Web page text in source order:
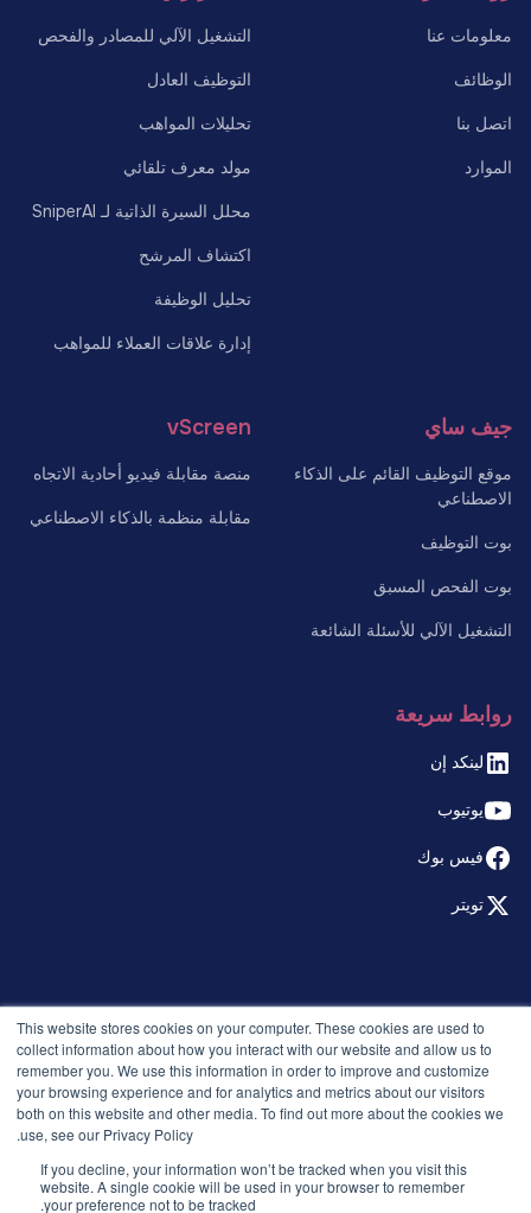
This website stores cookies on your computer. These cookies are used to
collect information about how you interact with our website and allow us to
remember you. We use this information in order to improve and customize
your browsing experience and for analytics and metrics about our visitors
both on this website and other media. To find out more about the cookies we
use, see our Privacy Policy.
If you decline, your information won’t be tracked when you visit this
website. A single cookie will be used in your browser to remember
your preference not to be tracked.
معلومات عنا
الوظائف
اتصل بنا
الموارد
التشغيل الآلي للمصادر والفحص
التوظيف العادل
تحليلات المواهب
مولد معرف تلقائي
محلل السيرة الذاتية لـ SniperAI
اكتشاف المرشح
تحليل الوظيفة
إدارة علاقات العملاء للمواهب
جيف ساي
موقع التوظيف القائم على الذكاء
الاصطناعي
بوت التوظيف
بوت الفحص المسبق
التشغيل الآلي للأسئلة الشائعة
vScreen
منصة مقابلة فيديو أحادية الاتجاه
مقابلة منظمة بالذكاء الاصطناعي
روابط سريعة
لينكد إن
يوتيوب
فيس بوك
تويتر
سياسة الخصوصية
الإصدارات
الأمان والامتثال
الشروط والأحكام